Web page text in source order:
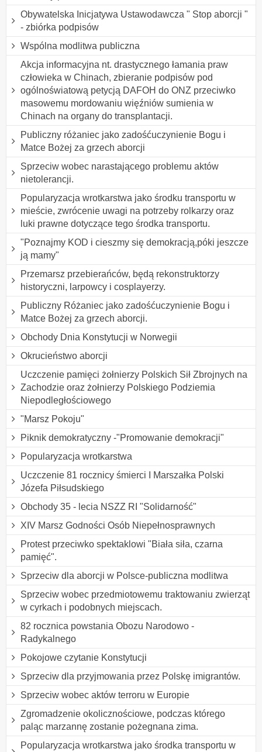
Obywatelska Inicjatywa Ustawodawcza " Stop aborcji "
- zbiórka podpisów
Wspólna modlitwa publiczna
Akcja informacyjna nt. drastycznego łamania praw
człowieka w Chinach, zbieranie podpisów pod
ogólnoświatową petycją DAFOH do ONZ przeciwko
masowemu mordowaniu więźniów sumienia w
Chinach na organy do transplantacji.
Publiczny różaniec jako zadośćuczynienie Bogu i
Matce Bożej za grzech aborcji
Sprzeciw wobec narastającego problemu aktów
nietolerancji.
Popularyzacja wrotkarstwa jako środku transportu w
mieście, zwrócenie uwagi na potrzeby rolkarzy oraz
luki prawne dotyczące tego środka transportu.
"Poznajmy KOD i cieszmy się demokracją,póki jeszcze
ją mamy"
Przemarsz przebierańców, będą rekonstruktorzy
historyczni, larpowcy i cosplayerzy.
Publiczny Różaniec jako zadośćuczynienie Bogu i
Matce Bożej za grzech aborcji.
Obchody Dnia Konstytucji w Norwegii
Okrucieństwo aborcji
Uczczenie pamięci żołnierzy Polskich Sił Zbrojnych na
Zachodzie oraz żołnierzy Polskiego Podziemia
Niepodległościowego
"Marsz Pokoju"
Piknik demokratyczny -"Promowanie demokracji"
Popularyzacja wrotkarstwa
Uczczenie 81 rocznicy śmierci I Marszałka Polski
Józefa Piłsudskiego
Obchody 35 - lecia NSZZ RI "Solidarność"
XIV Marsz Godności Osób Niepełnosprawnych
Protest przeciwko spektaklowi "Biała siła, czarna
pamięć".
Sprzeciw dla aborcji w Polsce-publiczna modlitwa
Sprzeciw wobec przedmiotowemu traktowaniu zwierząt
w cyrkach i podobnych miejscach.
82 rocznica powstania Obozu Narodowo -
Radykalnego
Pokojowe czytanie Konstytucji
Sprzeciw dla przyjmowania przez Polskę imigrantów.
Sprzeciw wobec aktów terroru w Europie
Zgromadzenie okolicznościowe, podczas którego
paląc marzannę zostanie pożegnana zima.
Popularyzacja wrotkarstwa jako środka transportu w